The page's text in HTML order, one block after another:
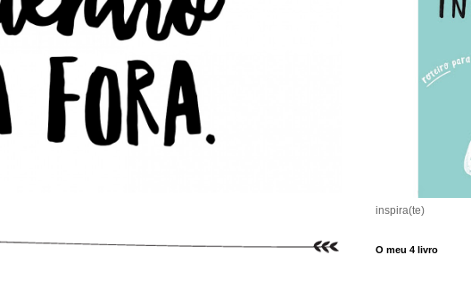
inspira(te)
O meu 4 livro